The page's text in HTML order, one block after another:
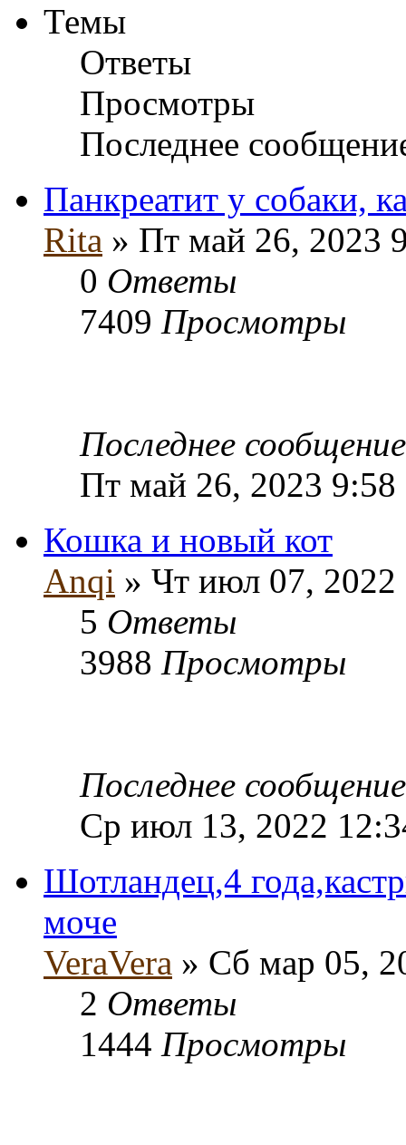
Темы
Ответы
Просмотры
Последнее
Панкреатит у собаки,
Rita » Пт май 26, 2023
0 Ответы
7409 Просмотры
Последнее
Пт май 26, 2023 9:58
Кошка и новый кот
Anqi » Чт июл 07, 2022
5 Ответы
3988 Просмотры
Последнее
Ср июл 13, 2022
Шотландец,4
моче
VeraVera » Сб мар 05,
2 Ответы
1444 Просмотры